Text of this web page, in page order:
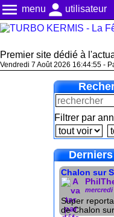
menu menu person utilisateur
Premier site dédié à
Vendredi 7 Août 2026 16:44:56 -
Filtrer par
Chalon sur
mercredi
Super
de Chalon